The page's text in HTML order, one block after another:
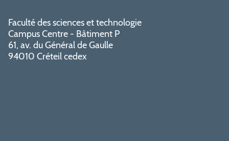
Faculté des sciences et technologie
Campus Centre - Bâtiment P
61, av. du Général de Gaulle
94010 Créteil cedex